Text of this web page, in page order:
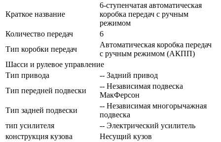
Краткое название
6-ступенчатая автоматическая
коробка передач с ручным
режимом
Количество передач
6
Тип коробки передач
Автоматическая коробка передач
с ручным режимом (АКПП)
Шасси и рулевое управление
Тип привода
-- Задний привод
Тип передней подвески
-- Независимая подвеска
МакФерсон
Тип задней подвески
-- Независимая многорычажная
подвеска
тип усилителя
-- Электрический усилитель
конструкция кузова
Несущий кузов